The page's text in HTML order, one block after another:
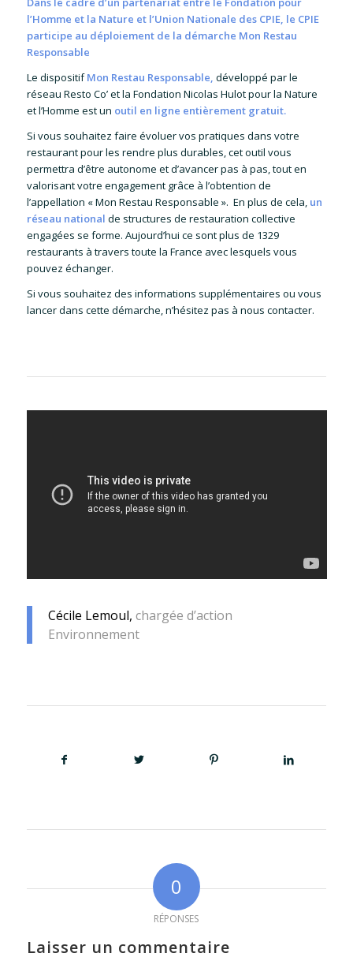
l’Homme et la Nature et l’Union Nationale des CPIE, le CPIE
participe au déploiement de la démarche Mon Restau
Responsable
Le dispositifMon Restau Responsable, développé par le
réseau Resto Co’ et la Fondation Nicolas Hulot pour la Nature
et l’Homme est un outil en ligne entièrement gratuit.
Si vous souhaitez faire évoluer vos pratiques dans votre
restaurant pour les rendre plus durables, cet outil vous
permettra d’être autonome et d’avancer pas à pas, tout en
valorisant votre engagement grâce à l’obtention de
l’appellation « Mon Restau Responsable ». En plus de cela, un
réseau national de structures de restauration collective
engagées se forme. Aujourd’hui ce sont plus de 1329
restaurants à travers toute la France avec lesquels vous
pouvez échanger.
Si vous souhaitez des informations supplémentaires ou vous
lancer dans cette démarche, n’hésitez pas à nous contacter.
Cécile Lemoul, chargée d’action
Environnement
0
RÉPONSES
Laisser un commentaire